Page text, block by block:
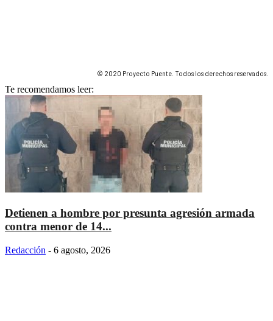
© 2020 Proyecto Puente. Todos los derechos reservados.
Te recomendamos leer:
Detienen a hombre por presunta agresión armada
contra menor de 14...
Redacción - 6 agosto, 2026